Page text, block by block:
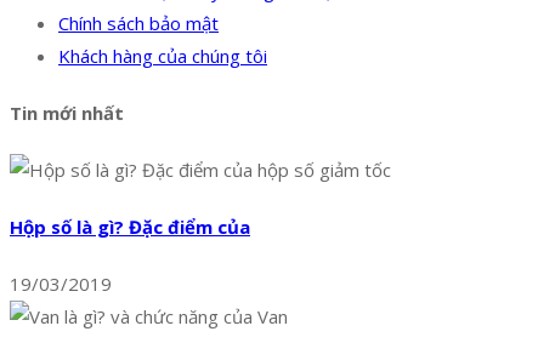
Chính sách bảo mật
Khách hàng của chúng tôi
Tin mới nhất
Hộp số là gì? Đặc điểm của
19/03/2019